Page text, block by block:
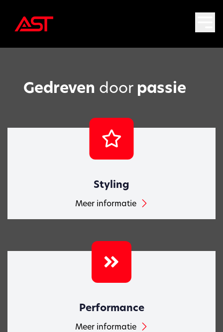
Gedreven door passie
Styling
Meer informatie
Performance
Meer informatie